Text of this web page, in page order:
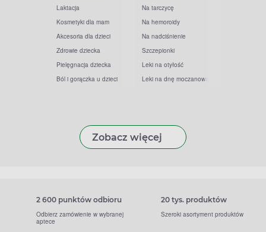
Laktacja
Kosmetyki dla mam
Akcesoria dla dzieci
Zdrowie dziecka
Pielęgnacja dziecka
Ból i gorączka u dzieci
Na tarczycę
Na hemoroidy
Na nadciśnienie
Szczepionki
Leki na otyłość
Leki na dnę moczanową
Zobacz więcej
2 600 punktów odbioru
Odbierz zamówienie w wybranej
aptece
20 tys. produktów
Szeroki asortyment produktów